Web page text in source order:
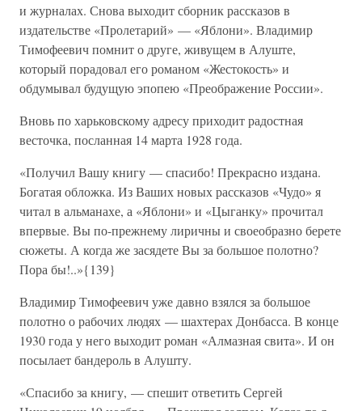
и журналах. Снова выходит сборник рассказов в
издательстве «Пролетарий» — «Яблони». Владимир
Тимофеевич помнит о друге, живущем в Алуште,
который порадовал его романом «Жестокость» и
обдумывал будущую эпопею «Преображение России».
Вновь по харьковскому адресу приходит радостная
весточка, посланная 14 марта 1928 года.
«Получил Вашу книгу — спасибо! Прекрасно издана.
Богатая обложка. Из Ваших новых рассказов «Чудо» я
читал в альманахе, а «Яблони» и «Цыганку» прочитал
впервые. Вы по-прежнему лиричны и своеобразно берете
сюжеты. А когда же засядете Вы за большое полотно?
Пора бы!..»{139}
Владимир Тимофеевич уже давно взялся за большое
полотно о рабочих людях — шахтерах Донбасса. В конце
1930 года у него выходит роман «Алмазная свита». И он
посылает бандероль в Алушту.
«Спасибо за книгу, — спешит ответить Сергей